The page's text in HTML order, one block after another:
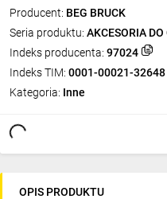
Producent: BEG BRUCK
Seria produktu: AKCESORIA
Indeks producenta: 97024
Indeks TIM: 0001-00021-32648
Kategoria: Inne
OPIS PRODUKTU